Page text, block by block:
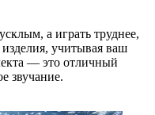
а играть труднее,
учитывая ваш
— это отличный
звучание.